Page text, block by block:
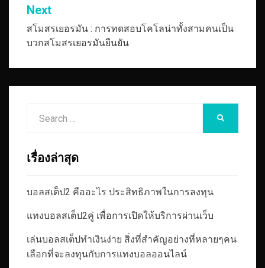
Next
สโมสรเยอรมัน : การทดสอบโคโลน่าทั้งสามคนเป็น
บวกสโมสรเยอรมันยืนยัน
เรื่องล่าสุด
บอลสเต็ป2 คืออะไร ประสิทธิภาพในการลงทุน
แทงบอลสเต็ป2คู่ เพื่อการเปิดให้บริการผ่านเว็บ
เล่นบอลสเต็ปทำเงินง่าย สิ่งที่สำคัญอย่างที่หลายๆคน
เลือกที่จะลงทุนกับการแทงบอลออนไลน์